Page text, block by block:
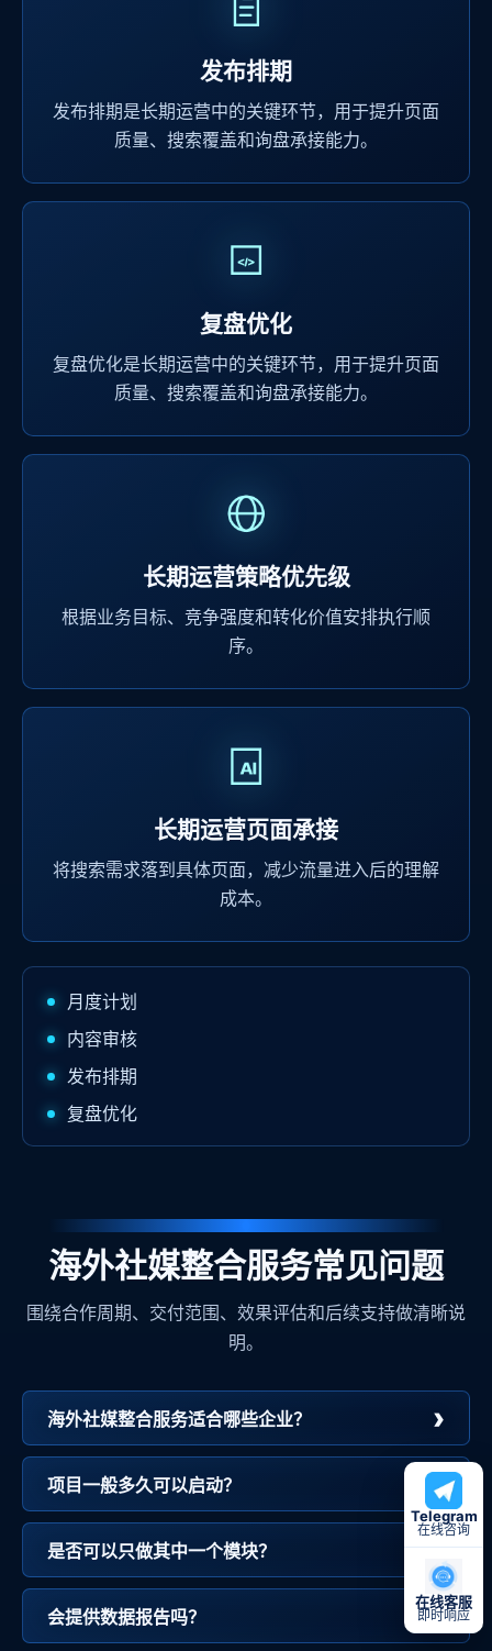
Telegram
在线咨询
在线客服
即时响应
发布排期
发布排期是长期运营中的关键环节，用于提升页面
质量、搜索覆盖和询盘承接能力。
复盘优化
复盘优化是长期运营中的关键环节，用于提升页面
质量、搜索覆盖和询盘承接能力。
长期运营策略优先级
根据业务目标、竞争强度和转化价值安排执行顺
序。
长期运营页面承接
将搜索需求落到具体页面，减少流量进入后的理解
成本。
月度计划
内容审核
发布排期
复盘优化
海外社媒整合服务常见问题
围绕合作周期、交付范围、效果评估和后续支持做清晰说
明。
海外社媒整合服务适合哪些企业？
项目一般多久可以启动？
是否可以只做其中一个模块？
会提供数据报告吗？